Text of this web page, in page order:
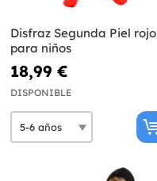
Disfraz Segunda Piel rojo
para niños
18,99 €
DISPONIBLE